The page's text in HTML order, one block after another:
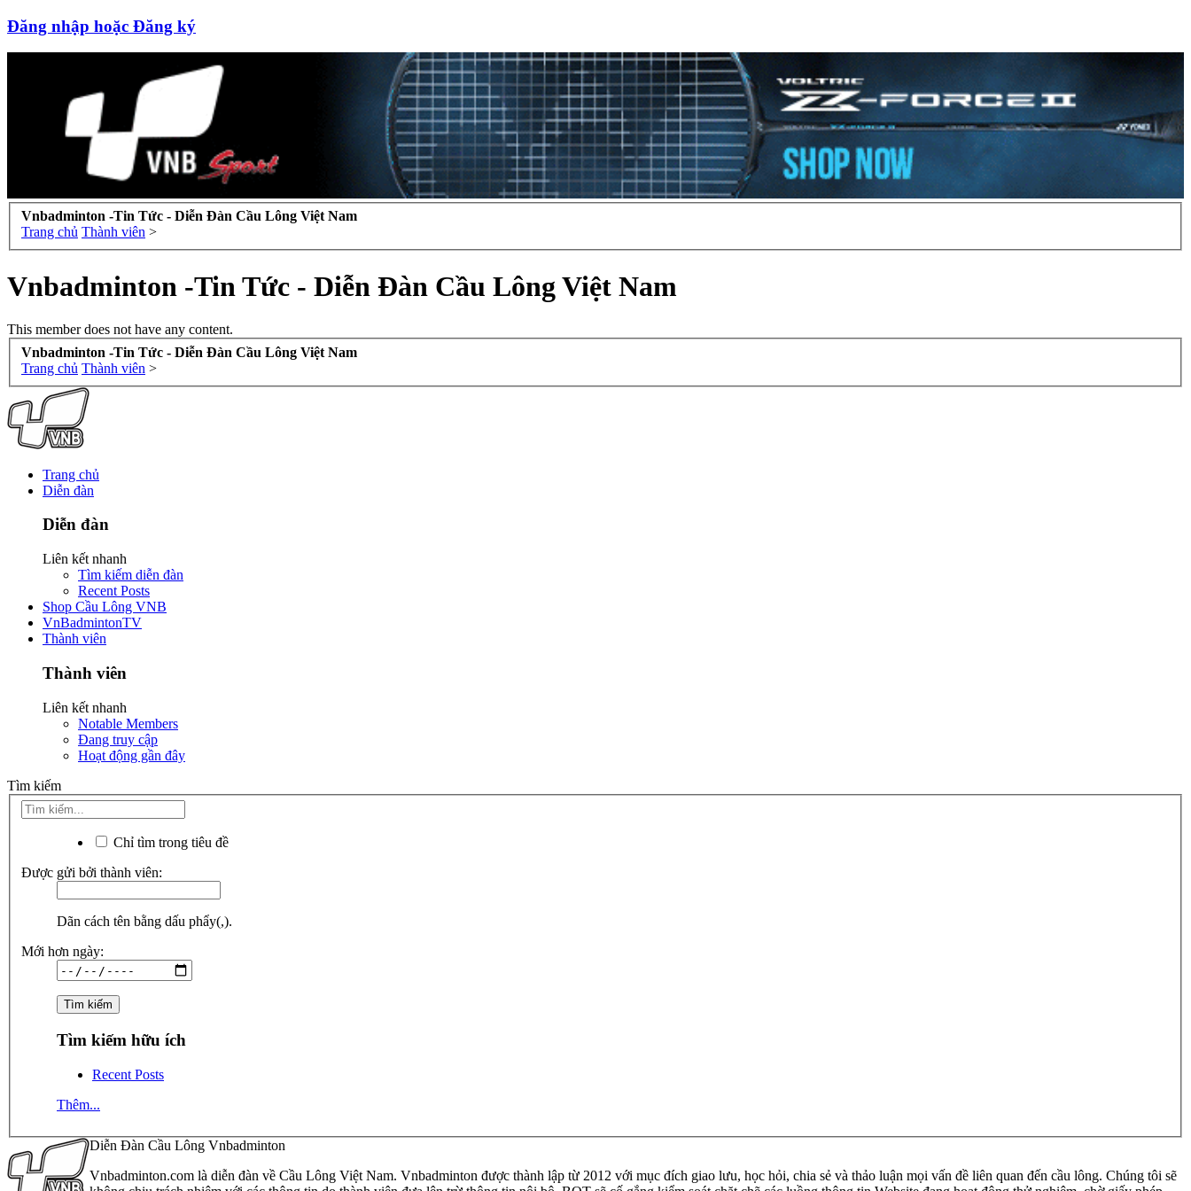
Đăng nhập hoặc Đăng ký
Vnbadminton -Tin Tức - Diễn Đàn Cầu Lông Việt Nam
Trang chủ Thành viên >
Vnbadminton -Tin Tức - Diễn Đàn Cầu Lông Việt Nam
This member does not have any content.
Vnbadminton -Tin Tức - Diễn Đàn Cầu Lông Việt Nam
Trang chủ Thành viên >
Trang chủ
Diễn đàn
Diễn đàn
Liên kết nhanh
Tìm kiếm diễn đàn
Recent Posts
Shop Cầu Lông VNB
VnBadmintonTV
Thành viên
Thành viên
Liên kết nhanh
Notable Members
Đang truy cập
Hoạt động gần đây
Tìm kiếm
Chỉ tìm trong tiêu đề
Được gửi bởi thành viên:
Dãn cách tên bằng dấu phẩy(,).
Mới hơn ngày:
Tìm kiếm hữu ích
Recent Posts
Thêm...
Diễn Đàn Cầu Lông Vnbadminton
Vnbadminton.com là diễn đàn về Cầu Lông Việt Nam. Vnbadminton được thành lập từ 2012 với mục đích giao lưu, học hỏi, chia sẻ và thảo luận mọi vấn đề liên quan đến cầu lông. Chúng tôi sẽ